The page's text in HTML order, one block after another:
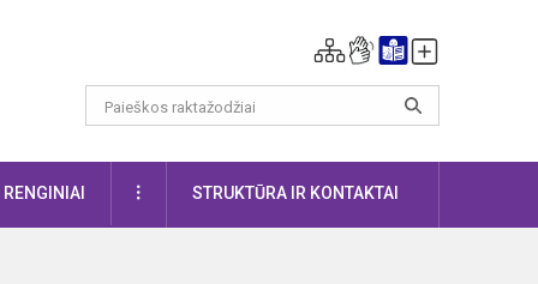
RENGINIAI DAUGIAUSTRUKTŪRA IR KONTAKTAI